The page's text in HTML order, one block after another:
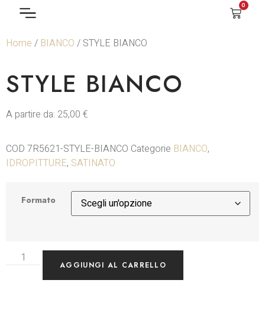
0
Home / BIANCO / STYLE BIANCO
STYLE BIANCO
A partire da: 25,00 €
COD 7R5621-STYLE-BIANCO Categorie BIANCO,
IDROPITTURE, SATINATO
Formato
AGGIUNGI AL CARRELLO